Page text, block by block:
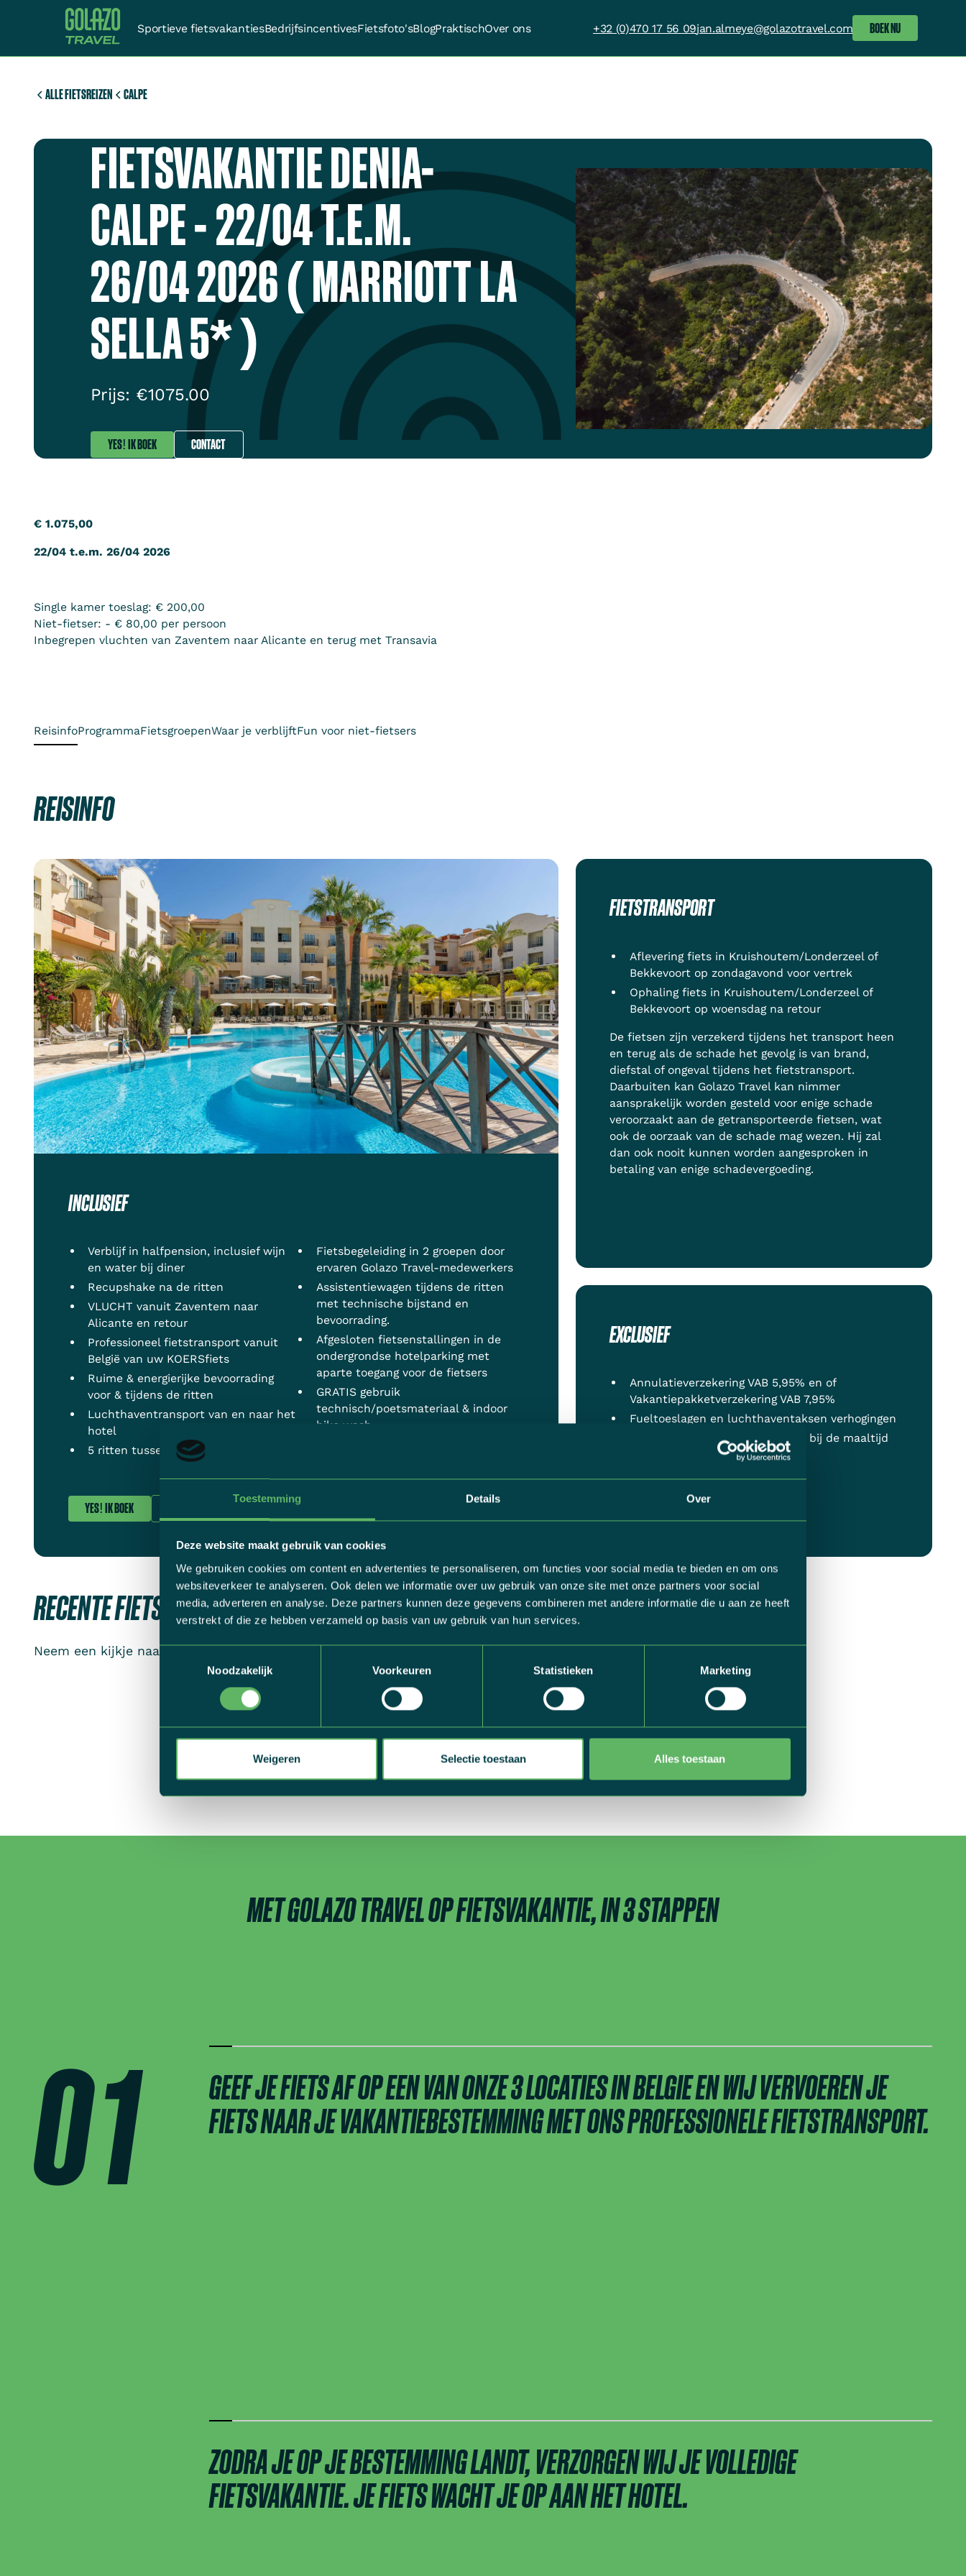
Toestemming Details Over
Deze website maakt gebruik van cookies
We gebruiken cookies om content en advertenties te personaliseren, om functies voor social media te bieden en om ons
websiteverkeer te analyseren. Ook delen we informatie over uw gebruik van onze site met onze partners voor social
media, adverteren en analyse. Deze partners kunnen deze gegevens combineren met andere informatie die u aan ze heeft
verstrekt of die ze hebben verzameld op basis van uw gebruik van hun services.
Toestemmingsselectie
Noodzakelijk
Voorkeuren Statistieken Marketing
Weigeren Selectie toestaan Alles toestaan
Sportieve fietsvakantiesBedrijfsincentivesFietsfoto'sBlogPraktischOver ons +32 (0)470 17 56 09jan.almeye@golazotravel.com BOEK NU
ALLE FIETSREIZEN CALPE
FIETSVAKANTIE DENIA-
CALPE - 22/04 T.E.M.
26/04 2026 ( MARRIOTT LA
SELLA 5* )
Prijs: €1075.00
YES! IK BOEK CONTACT
€ 1.075,00
22/04 t.e.m. 26/04 2026
Single kamer toeslag: € 200,00
Niet-fietser: - € 80,00 per persoon
Inbegrepen vluchten van Zaventem naar Alicante en terug met Transavia
ReisinfoProgrammaFietsgroepenWaar je verblijftFun voor niet-fietsers
REISINFO
INCLUSIEF
Verblijf in halfpension, inclusief wijn
en water bij diner
Recupshake na de ritten
VLUCHT vanuit Zaventem naar
Alicante en retour
Professioneel fietstransport vanuit
België van uw KOERSfiets
Ruime & energierijke bevoorrading
voor & tijdens de ritten
Luchthaventransport van en naar het
hotel
5 ritten tussen de 75 à 130 km
Fietsbegeleiding in 2 groepen door
ervaren Golazo Travel-medewerkers
Assistentiewagen tijdens de ritten
met technische bijstand en
bevoorrading.
Afgesloten fietsenstallingen in de
ondergrondse hotelparking met
aparte toegang voor de fietsers
GRATIS gebruik
technisch/poetsmateriaal & indoor
bike wash
YES! IK BOEK
FIETSTRANSPORT
Aflevering fiets in Kruishoutem/Londerzeel of
Bekkevoort op zondagavond voor vertrek
Ophaling fiets in Kruishoutem/Londerzeel of
Bekkevoort op woensdag na retour
De fietsen zijn verzekerd tijdens het transport heen
en terug als de schade het gevolg is van brand,
diefstal of ongeval tijdens het fietstransport.
Daarbuiten kan Golazo Travel kan nimmer
aansprakelijk worden gesteld voor enige schade
veroorzaakt aan de getransporteerde fietsen, wat
ook de oorzaak van de schade mag wezen. Hij zal
dan ook nooit kunnen worden aangesproken in
betaling van enige schadevergoeding.
EXCLUSIEF
Annulatieverzekering VAB 5,95% en of
Vakantiepakketverzekering VAB 7,95%
Fueltoeslagen en luchthaventaksen verhogingen
Persoonlijke uitgaven & dranken bij de maaltijd
€ 35 dossierkost
RECENTE FIETSFOTO'S
Neem een kijkje naar onze voorbije fietsvakanties en laat je inspireren.
BEKIJK ALLE FIETSFOTO'S
MET GOLAZO TRAVEL OP FIETSVAKANTIE, IN 3 STAPPEN
01 GEEF JE FIETS AF OP EEN VAN ONZE 3 LOCATIES IN BELGIE EN WIJ VERVOEREN JE
FIETS NAAR JE VAKANTIEBESTEMMING MET ONS PROFESSIONELE FIETSTRANSPORT.
ZODRA JE OP JE BESTEMMING LANDT, VERZORGEN WIJ JE VOLLEDIGE
FIETSVAKANTIE. JE FIETS WACHT JE OP AAN HET HOTEL.